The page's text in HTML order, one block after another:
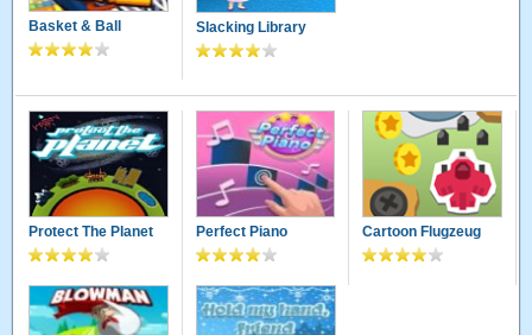
Basket & Ball Slacking Library
Protect The Planet Perfect Piano Cartoon Flugzeug